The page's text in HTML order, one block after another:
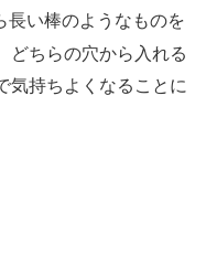
長い棒のようなものを
どちらの穴から入れる
気持ちよくなることに